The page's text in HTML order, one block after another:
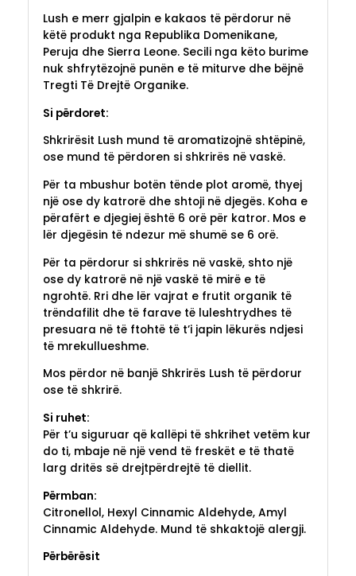
Lush e merr gjalpin e kakaos të përdorur në
këtë produkt nga Republika Domenikane,
Peruja dhe Sierra Leone. Secili nga këto burime
nuk shfrytëzojnë punën e të miturve dhe bëjnë
Tregti Të Drejtë Organike.
Si përdoret:
Shkrirësit Lush mund të aromatizojnë shtëpinë,
ose mund të përdoren si shkrirës në vaskë.
Për ta mbushur botën tënde plot aromë, thyej
një ose dy katrorë dhe shtoji në djegës. Koha e
përafërt e djegiej është 6 orë për katror. Mos e
lër djegësin të ndezur më shumë se 6 orë.
Për ta përdorur si shkrirës në vaskë, shto një
ose dy katrorë në një vaskë të mirë e të
ngrohtë. Rri dhe lër vajrat e frutit organik të
trëndafilit dhe të farave të luleshtrydhes të
presuara në të ftohtë të t’i japin lëkurës ndjesi
të mrekullueshme.
Mos përdor në banjë Shkrirës Lush të përdorur
ose të shkrirë.
Si ruhet:
Për t’u siguruar që kallëpi të shkrihet vetëm kur
do ti, mbaje në një vend të freskët e të thatë
larg dritës së drejtpërdrejtë të diellit.
Përmban:
Citronellol, Hexyl Cinnamic Aldehyde, Amyl
Cinnamic Aldehyde. Mund të shkaktojë alergji.
Përbërësit